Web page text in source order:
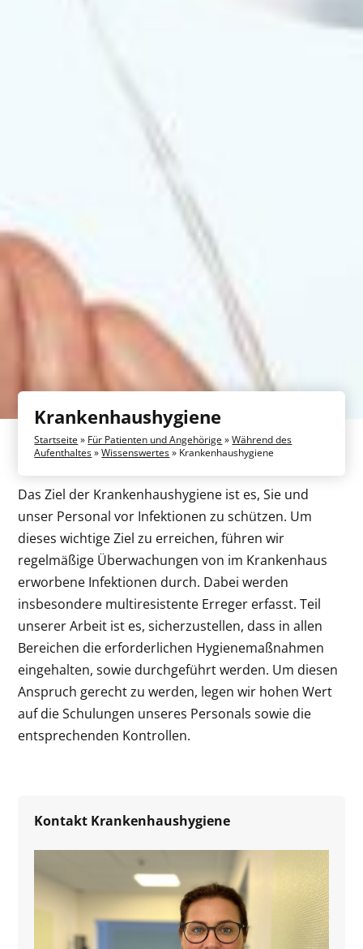
Krankenhaushygiene
Startseite » Für Patienten und Angehörige »Während des
Aufenthaltes»Wissenswertes» Krankenhaushygiene
Das Ziel der Krankenhaushygiene ist es, Sie und
unser Personal vor Infektionen zu schützen. Um
dieses wichtige Ziel zu erreichen, führen wir
regelmäßige Überwachungen von im Krankenhaus
erworbene Infektionen durch. Dabei werden
insbesondere multiresistente Erreger erfasst. Teil
unserer Arbeit ist es, sicherzustellen, dass in allen
Bereichen die erforderlichen Hygienemaßnahmen
eingehalten, sowie durchgeführt werden. Um diesen
Anspruch gerecht zu werden, legen wir hohen Wert
auf die Schulungen unseres Personals sowie die
entsprechenden Kontrollen.
Kontakt Krankenhaushygiene